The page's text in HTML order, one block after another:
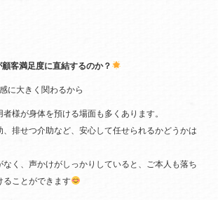
客満足度に直結するのか？
に大きく関わるから
様が身体を預ける場面も多くあります。
、排せつ介助など、安心して任せられるかどうかは
なく、声かけがしっかりしていると、ご本人も落ち
ることができます